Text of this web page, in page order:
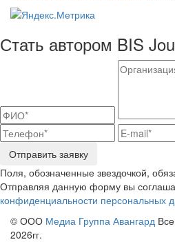
Стать автором BIS
Отправить заявку
Поля, обозначенные звездочкой,
Отправляя данную форму вы
конфиденциальности персональных
© ООО Медиа Группа Авангард
2026гг.